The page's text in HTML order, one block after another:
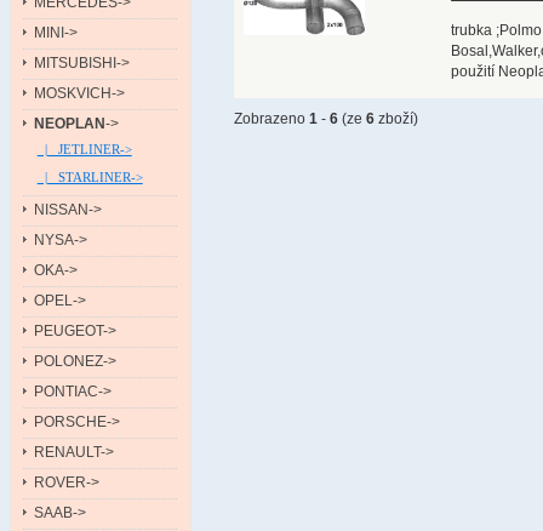
MINI->
MITSUBISHI->
MOSKVICH->
NEOPLAN->
|_ JETLINER->
|_ STARLINER->
NISSAN->
NYSA->
OKA->
OPEL->
PEUGEOT->
POLONEZ->
PONTIAC->
PORSCHE->
RENAULT->
ROVER->
SAAB->
trubka
použití
Zobrazeno1 -6 (ze6 zboží)